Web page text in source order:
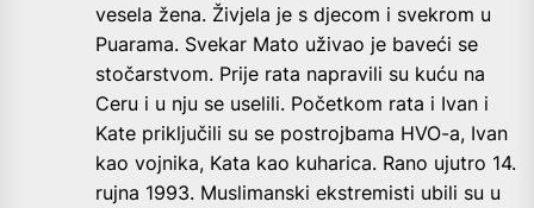
vesela žena. Živjela je s djecom i svekrom u
Puarama. Svekar Mato uživao je baveći se
stočarstvom. Prije rata napravili su kuću na
Ceru i u nju se uselili. Početkom rata i Ivan i
Kate priključili su se postrojbama HVO-a, Ivan
kao vojnika, Kata kao kuharica. Rano ujutro 14.
rujna 1993. Muslimanski ekstremisti ubili su u